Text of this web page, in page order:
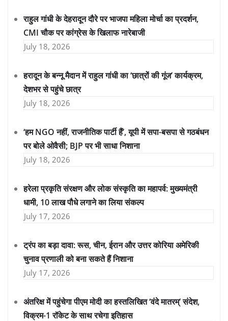
राहुल गांधी के देहरादून दौरे पर भाजपा महिला मोर्चा का प्रदर्शन,
CMI चौक पर कांग्रेस के खिलाफ नारेबाजी
July 18, 2026
हरादून के बन्नू मैदान में राहुल गांधी का ‘छात्रों की गूंज’ कार्यक्रम,
देशभर से पहुंचे छात्र
July 18, 2026
‘हम NGO नहीं, राजनीतिक पार्टी हैं’, यूपी में सपा-बसपा से गठबंधन
पर बोले ओवैसी; BJP पर भी साधा निशाना
July 18, 2026
हरेला प्रकृति संरक्षण और लोक संस्कृति का महापर्व: मुख्यमंत्री
धामी, 10 लाख पौधे लगाने का लिया संकल्प
July 17, 2026
ट्रंप का बड़ा दावा: रूस, चीन, ईरान और उत्तर कोरिया अमेरिकी
चुनाव प्रणाली को बना सकते हैं निशाना
July 17, 2026
अंतरिक्ष में पहुंचेगा पीएम मोदी का हस्तलिखित ‘वंदे मातरम्’ संदेश,
विक्रम-1 रॉकेट के साथ रचेगा इतिहास